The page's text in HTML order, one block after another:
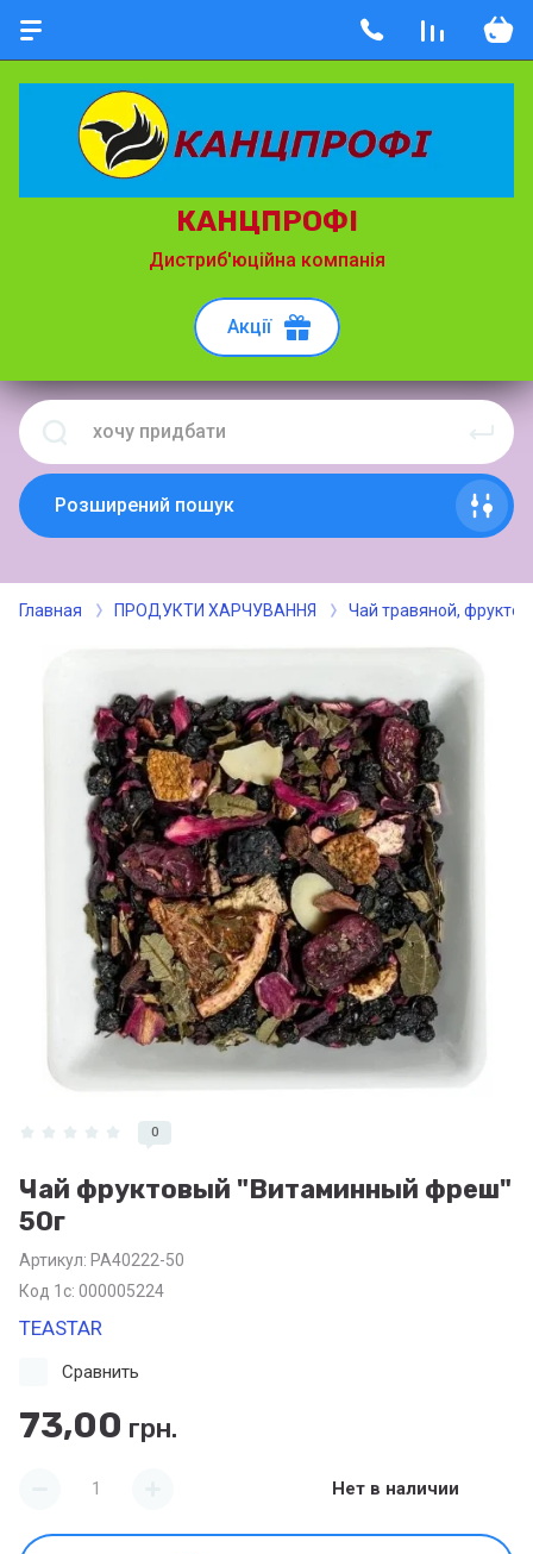
КАНЦПРОФІ
Дистриб'юційна компанія
Акції
Розширений пошук
Главная ПРОДУКТИ ХАРЧУВАННЯ Чай травяной,
0
Чай фруктовый "Витаминный фреш"
50г
Артикул: PA40222-50
Код 1с: 000005224
TEASTAR
73,00 грн.
Сравнить
Нет в наличии